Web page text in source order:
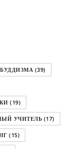
(39)
(19)
УЧИТЕЛЬ (17)
(15)